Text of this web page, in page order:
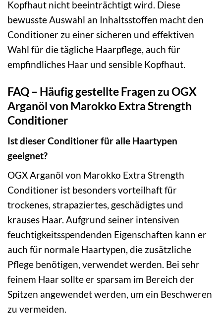
Kopfhaut nicht beeinträchtigt wird. Diese
bewusste Auswahl an Inhaltsstoffen macht den
Conditioner zu einer sicheren und effektiven
Wahl für die tägliche Haarpflege, auch für
empfindliches Haar und sensible Kopfhaut.
FAQ – Häufig gestellte Fragen zu OGX
Arganöl von Marokko Extra Strength
Conditioner
Ist dieser Conditioner für alle Haartypen
geeignet?
OGX Arganöl von Marokko Extra Strength
Conditioner ist besonders vorteilhaft für
trockenes, strapaziertes, geschädigtes und
krauses Haar. Aufgrund seiner intensiven
feuchtigkeitsspendenden Eigenschaften kann er
auch für normale Haartypen, die zusätzliche
Pflege benötigen, verwendet werden. Bei sehr
feinem Haar sollte er sparsam im Bereich der
Spitzen angewendet werden, um ein Beschweren
zu vermeiden.